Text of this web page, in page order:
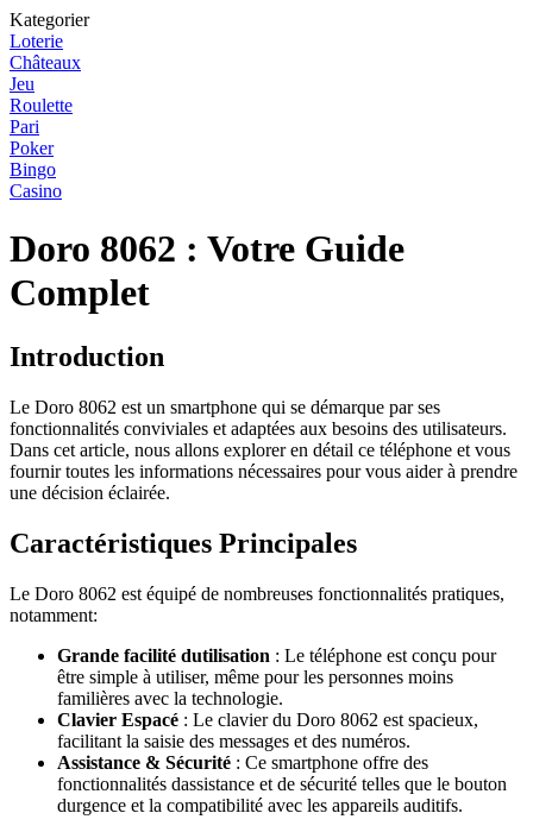
Kategorier
Loterie
Châteaux
Jeu
Roulette
Pari
Poker
Bingo
Casino
Doro 8062 : Votre Guide
Complet
Introduction
Le Doro 8062 est un smartphone qui se démarque par ses
fonctionnalités conviviales et adaptées aux besoins des utilisateurs.
Dans cet article, nous allons explorer en détail ce téléphone et vous
fournir toutes les informations nécessaires pour vous aider à prendre
une décision éclairée.
Caractéristiques Principales
Le Doro 8062 est équipé de nombreuses fonctionnalités pratiques,
notamment:
Grande facilité dutilisation : Le téléphone est conçu pour
être simple à utiliser, même pour les personnes moins
familières avec la technologie.
Clavier Espacé : Le clavier du Doro 8062 est spacieux,
facilitant la saisie des messages et des numéros.
Assistance & Sécurité : Ce smartphone offre des
fonctionnalités dassistance et de sécurité telles que le bouton
durgence et la compatibilité avec les appareils auditifs.